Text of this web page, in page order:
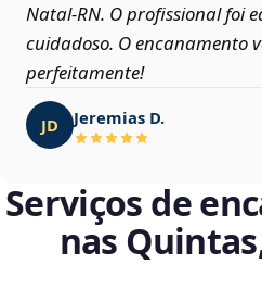
Natal‑RN. O profissional foi
cuidadoso. O encanamento
perfeitamente!
JD Jeremias D.
Serviços de
nas